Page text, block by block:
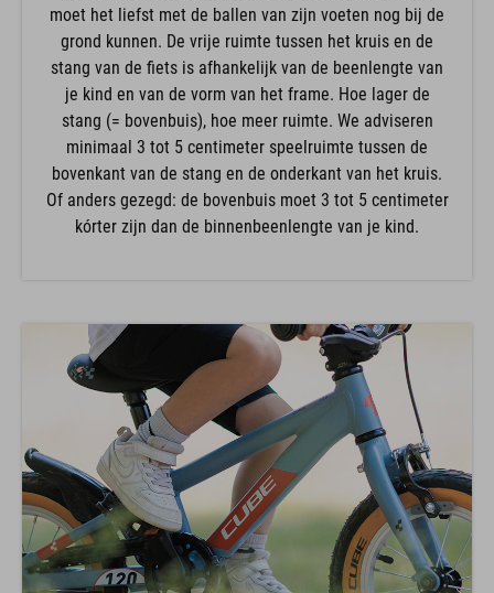
moet het liefst met de ballen van zijn voeten nog bij de
grond kunnen. De vrije ruimte tussen het kruis en de
stang van de fiets is afhankelijk van de beenlengte van
je kind en van de vorm van het frame. Hoe lager de
stang (= bovenbuis), hoe meer ruimte. We adviseren
minimaal 3 tot 5 centimeter speelruimte tussen de
bovenkant van de stang en de onderkant van het kruis.
Of anders gezegd: de bovenbuis moet 3 tot 5 centimeter
kórter zijn dan de binnenbeenlengte van je kind.